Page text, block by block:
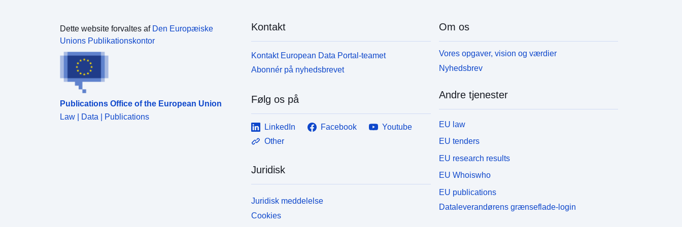
Dette website forvaltes af Den Europæiske
Unions Publikationskontor
Publications Office of the European Union
Law | Data | Publications
Kontakt
Kontakt European Data Portal-teamet
Abonnér på nyhedsbrevet
Følg os på
LinkedIn Facebook
Youtube
Other
Juridisk
Juridisk meddelelse
Cookies
Om os
Vores opgaver, vision og værdier
Nyhedsbrev
Andre tjenester
EU law
EU tenders
EU research results
EU Whoiswho
EU publications
Dataleverandørens grænseflade-login